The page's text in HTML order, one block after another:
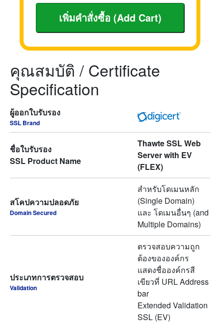
คุณสมบัติ / Certificate
Specification
ผู้ออกใบรับรอง
SSL Brand
ชื่อใบรับรอง
SSL Product Name
Thawte SSL Web
Server with EV
(FLEX)
สโคปความปลอดภัย
Domain Secured
สำหรับโดเมนหลัก
(Single Domain)
และ โดเมนอื่นๆ (and
Multiple Domains)
ประเภทการตรวจสอบ
Validation
ตรวจสอบความถูก
ต้องขององค์กร
แสดงชื่อองค์กรสี
เขียวที่ URL Address
bar
Extended Validation
SSL (EV)